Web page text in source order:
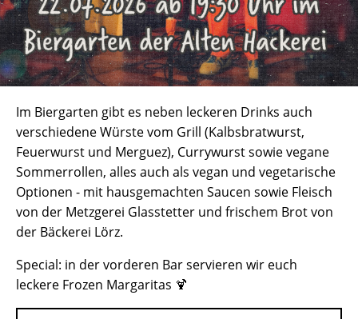
Im Biergarten gibt es neben leckeren Drinks auch
verschiedene Würste vom Grill (Kalbsbratwurst,
Feuerwurst und Merguez), Currywurst sowie vegane
Sommerrollen, alles auch als vegan und vegetarische
Optionen - mit hausgemachten Saucen sowie Fleisch
von der Metzgerei Glasstetter und frischem Brot von
der Bäckerei Lörz.
Special: in der vorderen Bar servieren wir euch
leckere Frozen Margaritas 🍹